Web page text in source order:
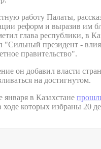
работу Палаты,
реформ и выразив им
глава республики, в
"Сильный президент -
правительство".
он добавил власти
на достигнутом.
в Казахстане
ходе которых избраны 20